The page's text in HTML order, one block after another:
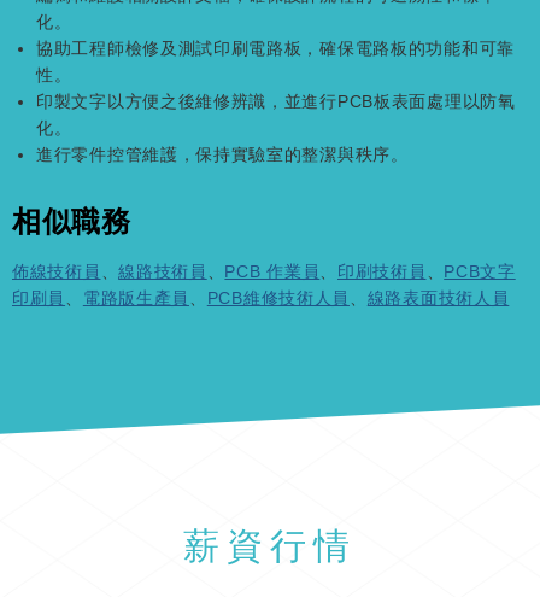
化。
協助工程師檢修及測試印刷電路板，確保電路板的功能和可靠
性。
印製文字以方便之後維修辨識，並進行PCB板表面處理以防氧
化。
進行零件控管維護，保持實驗室的整潔與秩序。
相似職務
佈線技術員 、線路技術員 PCB 作業員 印刷技術員
PCB文字
印刷員
電路版生產員 PCB維修技術人員 線路表面技術人員
薪資行情